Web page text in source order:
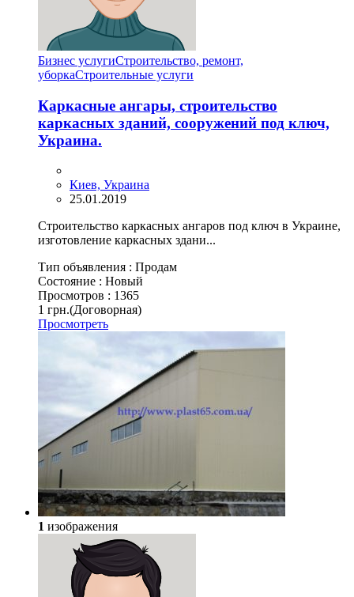
Бизнес услугиСтроительство, ремонт,
уборкаCтроительные услуги
Каркасные ангары, строительство
каркасных зданий, сооружений под ключ,
Украина.
Киев, Украина
25.01.2019
Строительство каркасных ангаров под ключ в Украине,
изготовление каркасных здани...
Тип объявления : Продам
Состояние : Новый
Просмотров : 1365
1 грн.(Договорная)
Просмотреть
1 изображения